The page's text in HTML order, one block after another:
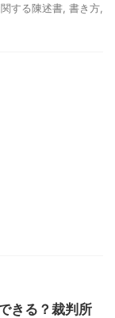
する陳述書 書き方
きる？裁判所